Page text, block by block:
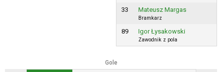
33
Mateusz Margas
Bramkarz
89 Igor Łysakowski
Zawodnik z pola
Gole